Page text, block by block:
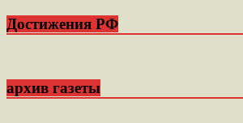
Достижения РФ
архив газеты